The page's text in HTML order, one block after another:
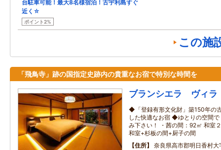
台駐車可能！最大8名様宿泊！古宇利島すぐ
近く☆
ポイント2%
この施
「飛鳥寺」跡の国指定史跡内の貴重なお宿で特別な時間を
ブランシエラ ヴィ
◆「登録有形文化財」築150年の
した快適なお宿 ◆ゆとりの空間
み下さい！ ・茜の間：92㎡ 和室
和室+杉板の間+厨子の間
住所
奈良県高市郡明日香村大